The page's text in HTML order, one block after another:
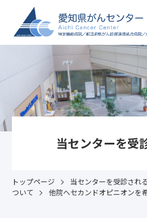
当センターを受
トップページ 当センターを受診され
ついて
他院へセカンドオピニオンを